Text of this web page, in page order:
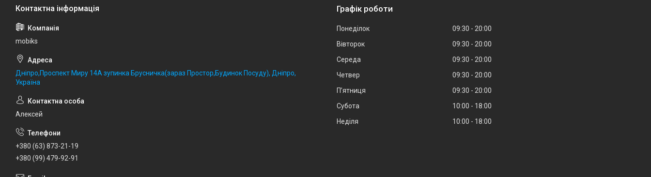
mobiks
Дніпро,Проспект Миру 14А зупинка Брусничка(зараз Простор,Будинок Посуду), Дніпро,
Україна
Алексей
+380 (63) 873-21-19
+380 (99) 479-92-91
Графік роботи
Понеділок 09:30
20:00
Вівторок
09:30
20:00
Середа
09:30
20:00
Четвер
09:30
20:00
Пʼятниця
09:30
20:00
Субота
10:00
18:00
Неділя
10:00 18:00